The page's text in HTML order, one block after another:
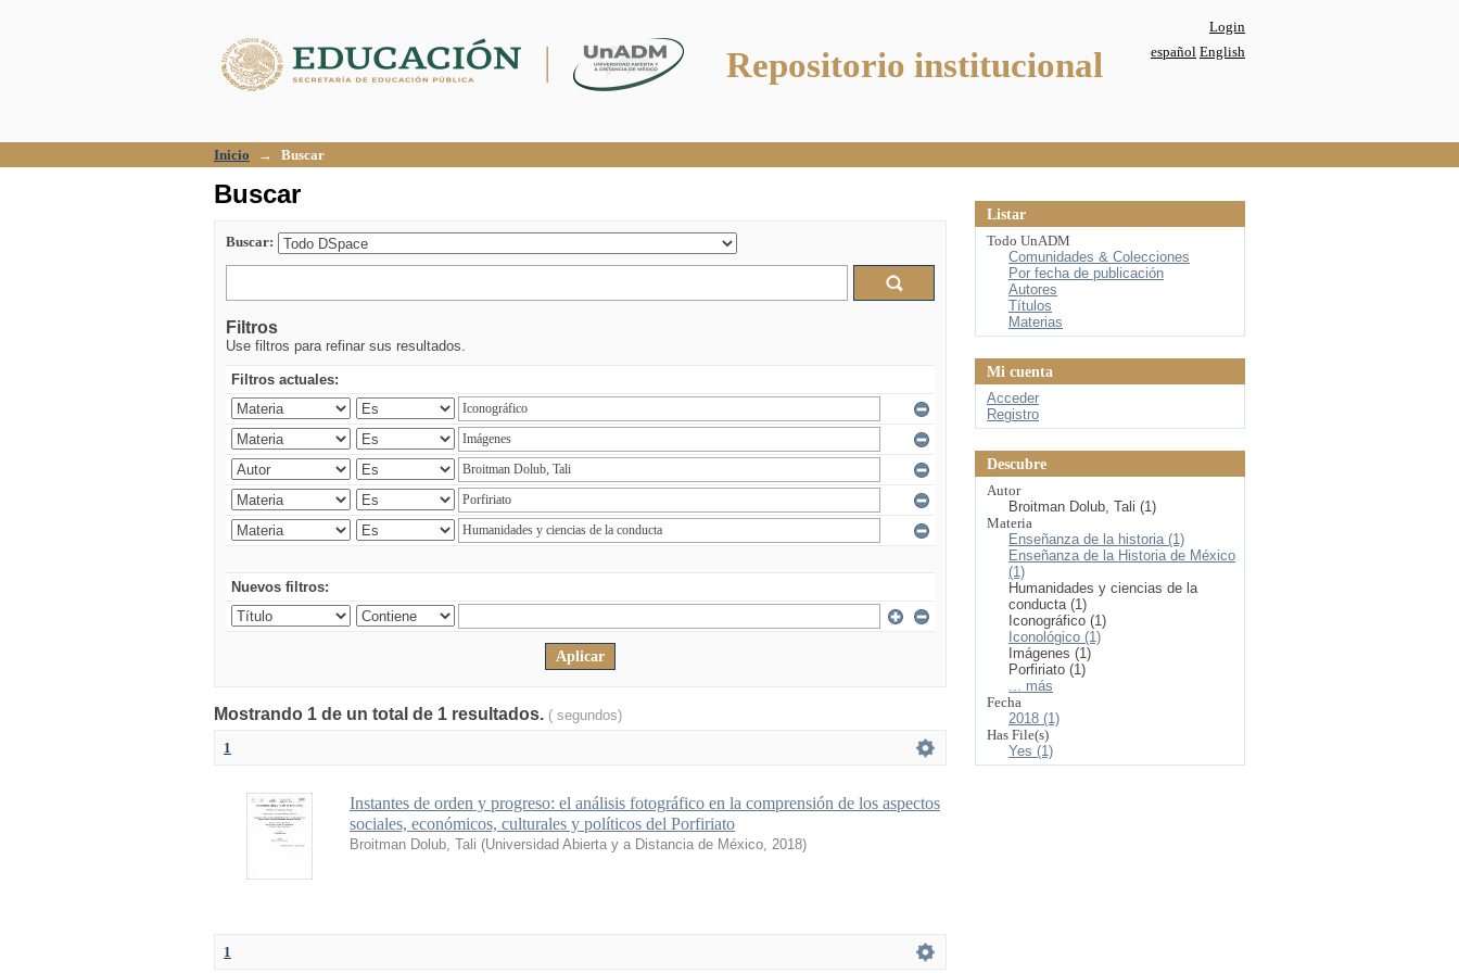
Repositorio institucional
Login
español English
Inicio → Buscar
Buscar
Buscar:
Filtros
Use filtros para refinar sus resultados.
Filtros actuales:
Nuevos filtros:
Mostrando 1 de un total de 1 resultados. ( segundos)
1
Instantes de orden y progreso: el análisis fotográfico en la comprensión de los aspectos
sociales, económicos, culturales y políticos del Porfiriato
Broitman Dolub, Tali (Universidad Abierta y a Distancia de México, 2018)
1
Listar
Todo UnADM
Comunidades & Colecciones
Por fecha de publicación
Autores
Títulos
Materias
Mi cuenta
Acceder
Registro
Descubre
Autor
Broitman Dolub, Tali (1)
Materia
Enseñanza de la historia (1)
Enseñanza de la Historia de México
(1)
Humanidades y ciencias de la
conducta (1)
Iconográfico (1)
Iconológico (1)
Imágenes (1)
Porfiriato (1)
... más
Fecha
2018 (1)
Has File(s)
Yes (1)